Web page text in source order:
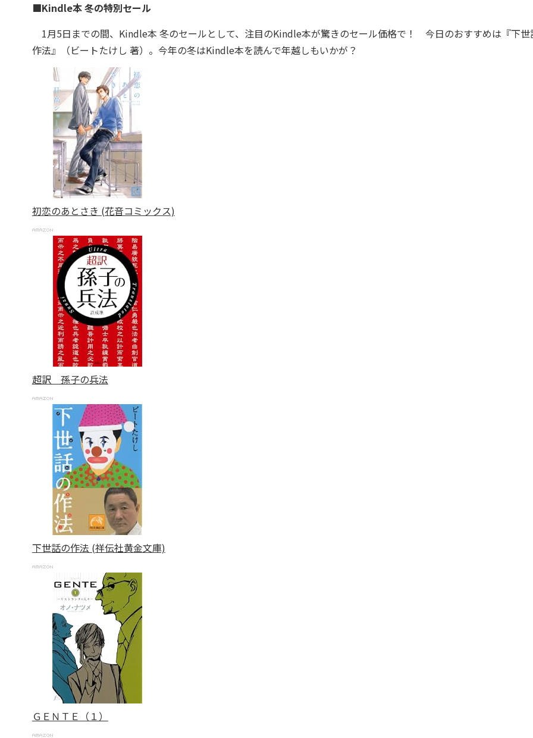
■Kindle本 冬の特別セール
1月5日までの間、Kindle本 冬のセールとして、注目のKindle本が驚きのセール価格で！ 今日のおすすめは『下世
作法』（ビートたけし 著）。今年の冬はKindle本を読んで年越しもいかが？
初恋のあとさき (花音コミックス)
超訳 孫子の兵法
下世話の作法 (祥伝社黄金文庫)
ＧＥＮＴＥ（１）